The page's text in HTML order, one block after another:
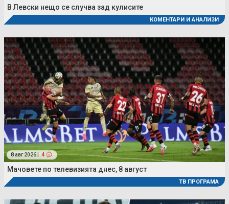
В Левски нещо се случва зад кулисите
КОМЕНТАРИ И АНАЛИЗИ
8 авг 2026 | 4
Мачовете по телевизията днес, 8 август
ТВ ПРОГРАМА